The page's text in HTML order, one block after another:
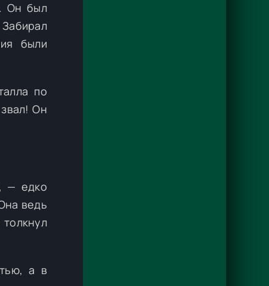
Он был
были
по
Он
— едко
ведь
а в